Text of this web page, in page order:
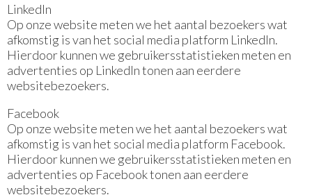
LinkedIn
Op onze website meten we het aantal bezoekers wat
afkomstig is van het social media platform LinkedIn.
Hierdoor kunnen we gebruikersstatistieken meten en
advertenties op LinkedIn tonen aan eerdere
websitebezoekers.
Facebook
Op onze website meten we het aantal bezoekers wat
afkomstig is van het social media platform Facebook.
Hierdoor kunnen we gebruikersstatistieken meten en
advertenties op Facebook tonen aan eerdere
websitebezoekers.